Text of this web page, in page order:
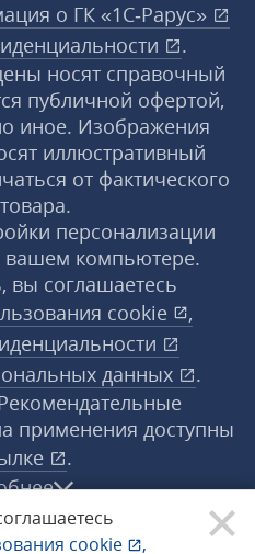
cookie ,
о ГК «1С‑Рарус»
.
носят справочный
публичной офертой,
иное. Изображения
иллюстративный
от фактического
персонализации
вашем компьютере.
вы соглашаетесь
cookie
,
данных
.
применения доступны
.